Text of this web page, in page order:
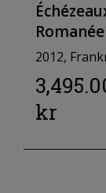
2012,
kr